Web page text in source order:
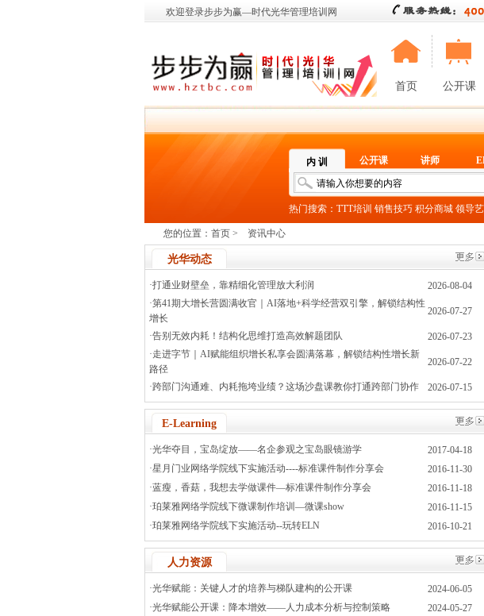
欢迎登录步步为赢—时代光华管理培训网
首页 公开课
内 训 公开课 讲师
热门搜索： TTT培训 销售技巧 积分商城 领导
您的位置： 首页 > 资讯中心
光华动态
·打通业财壁垒，靠精细化管理放大利润
2026-08-04
·第41期大增长营圆满收官｜AI落地+科学经营双引擎，解锁结构性
增长
2026-07-27
·告别无效内耗！结构化思维打造高效解题团队
2026-07-23
·走进字节｜AI赋能组织增长私享会圆满落幕，解锁结构性增长新
路径
2026-07-22
·跨部门沟通难、内耗拖垮业绩？这场沙盘课教你打通跨部门协作 2026-07-15
E-Learning
·光华夺目，宝岛绽放——名企参观之宝岛眼镜游学
2017-04-18
·星月门业网络学院线下实施活动----标准课件制作分享会
2016-11-30
·蓝瘦，香菇，我想去学做课件—标准课件制作分享会
2016-11-18
·珀莱雅网络学院线下微课制作培训—微课show
2016-11-15
·珀莱雅网络学院线下实施活动--玩转ELN
2016-10-21
人力资源
·光华赋能：关键人才的培养与梯队建构的公开课
2024-06-05
·光华赋能公开课：降本增效——人力成本分析与控制策略
2024-05-27